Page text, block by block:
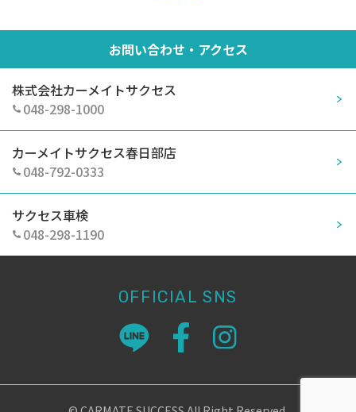
お問い合わせ・アクセス
株式会社カーメイトサクセス
048-298-1000
カーメイトサクセス春日部店
048-792-0333
サクセス車検
048-298-1190
OFFICIAL SNS